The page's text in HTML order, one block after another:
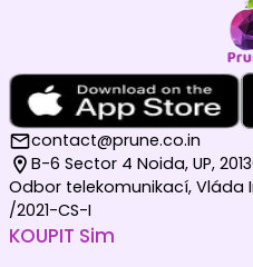
contact@prune.co.in
B-6 Sector 4 Noida, UP,
Odbor telekomunikací, Vláda
/2021-CS-I
KOUPIT Sim